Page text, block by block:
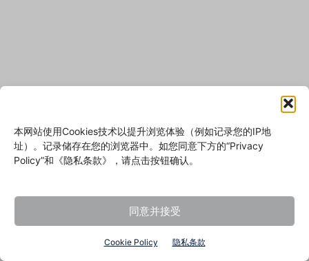
本网站使用Cookies技术以提升浏览体验（例如记录您的IP地
址）。记录储存在您的浏览器中。如您同意下方的“Privacy
Policy”和《隐私条款》，请点击按钮确认。
同意并接受
Cookie Policy 隐私条款